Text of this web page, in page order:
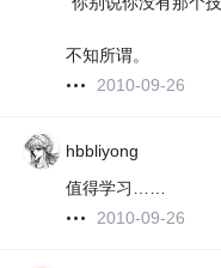
不知所谓。
2010-09-26
hbbliyong
值得学习……
2010-09-26